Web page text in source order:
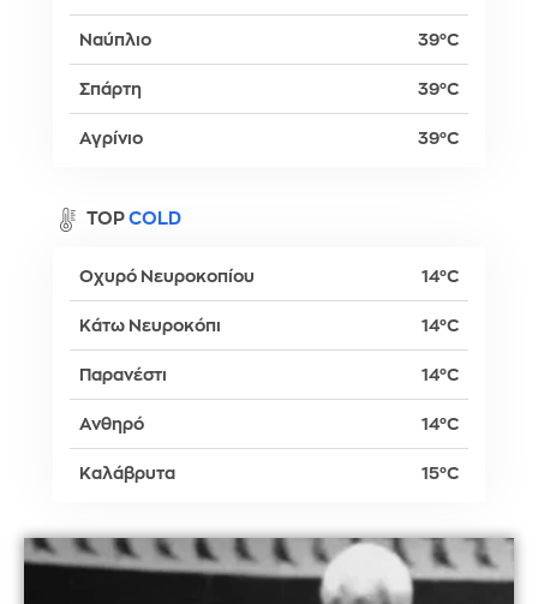
Ναύπλιο 39°C
Σπάρτη 39°C
Αγρίνιο 39°C
TOP COLD
Οχυρό Νευροκοπίου 14°C
Κάτω Νευροκόπι 14°C
Παρανέστι 14°C
Ανθηρό 14°C
Καλάβρυτα 15°C